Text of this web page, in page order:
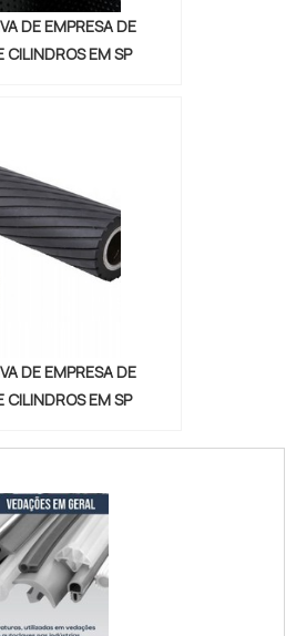
busca entender as
DE EMPRESA DE
EM SP
DE EMPRESA DE
EM SP